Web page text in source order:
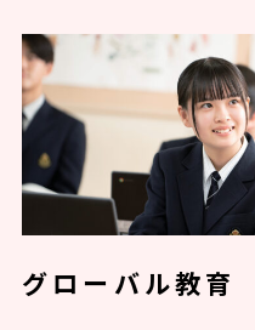
グローバル教育